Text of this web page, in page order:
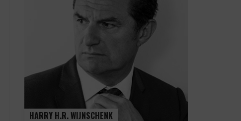
HARRY H.R. WIJNSCHENK